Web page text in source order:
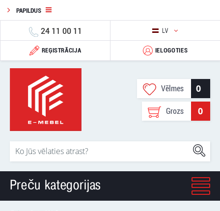
PAPILDUS
24 11 00 11 LV
REĢISTRĀCIJA IELOGOTIES
Vēlmes 0
Grozs 0
Preču kategorijas